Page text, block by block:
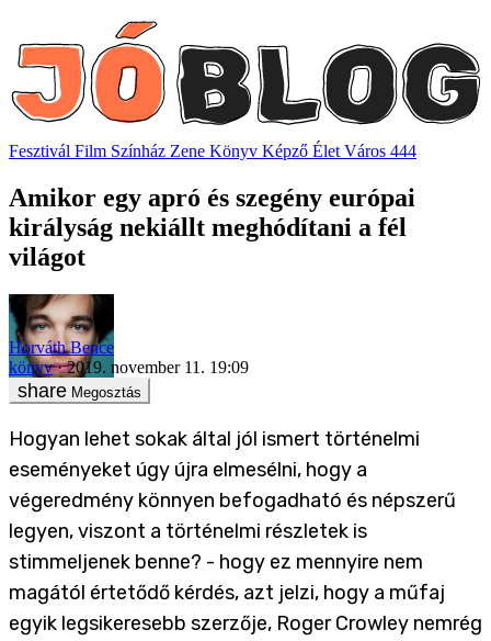
Fesztivál Film Színház Zene Könyv Képző Élet Város 444
Amikor egy apró és szegény európai
királyság nekiállt meghódítani a fél
világot
Horváth Bence
könyv
2019. november 11. 19:09
Megosztás
Hogyan lehet sokak által jól ismert történelmi
eseményeket úgy újra elmesélni, hogy a
végeredmény könnyen befogadható és népszerű
legyen, viszont a történelmi részletek is
stimmeljenek benne? - hogy ez mennyire nem
magától értetődő kérdés, azt jelzi, hogy a műfaj
egyik legsikeresebb szerzője, Roger Crowley nemrég